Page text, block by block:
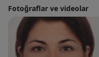
Fotoğraflar ve videolar